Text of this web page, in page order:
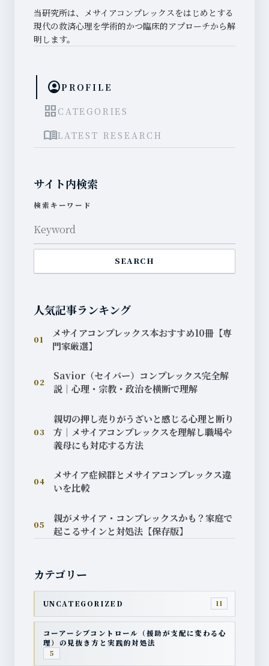
当研究所は、メサイアコンプレックスをはじめとする
現代の救済心理を学術的かつ臨床的アプローチから解
明します。
account_circlePROFILE
grid_view CATEGORIES
menu_bookLATEST RESEARCH
サイト内検索
検索キーワード
SEARCH
人気記事ランキング
01
メサイアコンプレックス本おすすめ10冊【専
門家厳選】
02
Savior（セイバー）コンプレックス完全解
説｜心理・宗教・政治を横断で理解
03
親切の押し売りがうざいと感じる心理と断り
方｜メサイアコンプレックスを理解し職場や
義母にも対応する方法
04
メサイア症候群とメサイアコンプレックス違
いを比較
05
親がメサイア・コンプレックスかも？家庭で
起こるサインと対処法【保存版】
カテゴリー
UNCATEGORIZED 11
コーアーシブコントロール（援助が支配に変わる心
理）の見抜き方と実践的対処法
5